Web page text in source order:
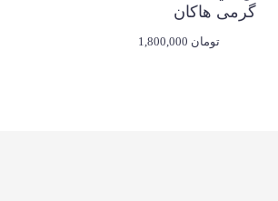
گرمی هاکان
1,800,000 تومان